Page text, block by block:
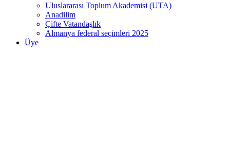
Uluslararası Toplum Akademisi (UTA)
Anadilim
Çifte Vatandaşlık
Almanya federal seçimleri 2025
Üye